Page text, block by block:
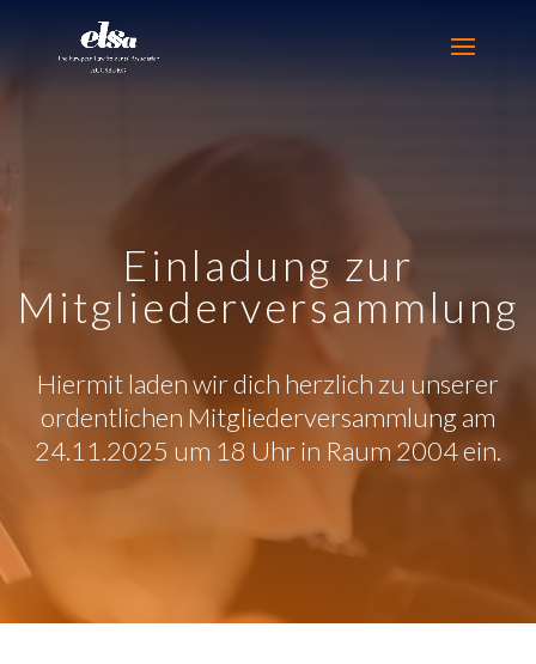
Einladung zur
Mitgliederversammlung
Hiermit laden wir dich herzlich zu unserer
ordentlichen Mitgliederversammlung am
24.11.2025 um 18 Uhr in Raum 2004 ein.